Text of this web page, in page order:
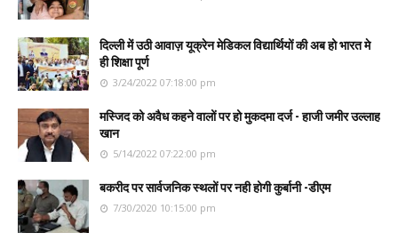
दिल्ली में उठी आवाज़ यूक्रेन मेडिकल विद्यार्थियों की अब हो भारत मे
ही शिक्षा पूर्ण
3/24/2022 07:18:00 pm
मस्जिद को अवैध कहने वालों पर हो मुकदमा दर्ज - हाजी जमीर उल्लाह
खान
5/14/2022 07:22:00 pm
बकरीद पर सार्वजनिक स्थलों पर नही होगी कुर्बानी -डीएम
7/30/2020 10:15:00 pm